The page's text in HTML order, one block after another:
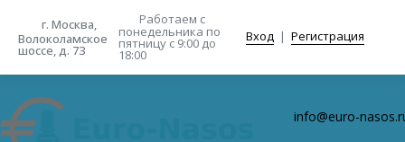
г. Москва,
Волоколамское
шоссе, д. 73
Работаем с
понедельника по
пятницу с 9:00 до
18:00
Вход | Регистрация
info@euro-